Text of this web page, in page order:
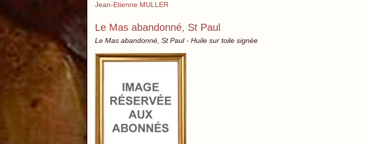
Jean-Etienne MULLER
Le Mas abandonné, St Paul
Le Mas abandonné, St Paul - Huile sur toile signée